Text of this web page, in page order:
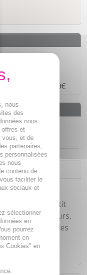
à partir de 30€
en 24h*
et la
Il ralentit
odeurs.
basée sur des
et sèche
durée.
nous
des
nous
offres et
vous, et de
partenaires,
personnalisées
nous
contenu de
faciliter le
sociaux et
sélectionner
en
pourrez
en
Cookies" en